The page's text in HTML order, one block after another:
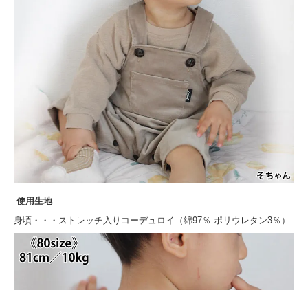
使用生地
身頃・・・ストレッチ入りコーデュロイ（綿97％ ポリウレタン3％）